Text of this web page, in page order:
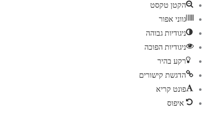
הקטן טקסט
גווני אפור
ניגודיות גבוהה
ניגודיות הפוכה
רקע בהיר
הדגשת קישורים
פונט קריא
איפוס